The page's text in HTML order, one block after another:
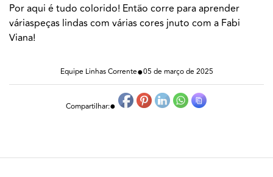
Por aqui é tudo colorido! Então corre para aprender
váriaspeças lindas com várias cores jnuto com a Fabi
Viana!
Equipe Linhas Corrente●05 de março de 2025
Compartilhar:●